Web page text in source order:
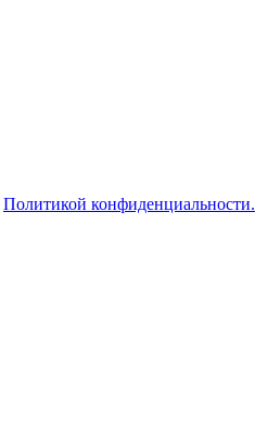
Политикой конфиденциальности.